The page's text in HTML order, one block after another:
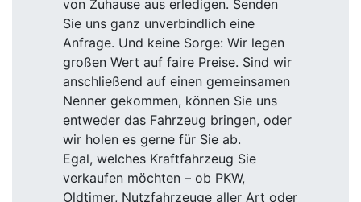
von Zuhause aus erledigen. Senden
Sie uns ganz unverbindlich eine
Anfrage. Und keine Sorge: Wir legen
großen Wert auf faire Preise. Sind wir
anschließend auf einen gemeinsamen
Nenner gekommen, können Sie uns
entweder das Fahrzeug bringen, oder
wir holen es gerne für Sie ab.
Egal, welches Kraftfahrzeug Sie
verkaufen möchten – ob PKW,
Oldtimer, Nutzfahrzeuge aller Art oder